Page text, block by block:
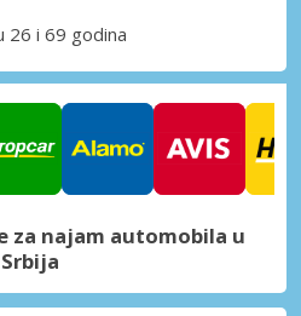
26 i 69 godina
za najam automobila u
Srbija